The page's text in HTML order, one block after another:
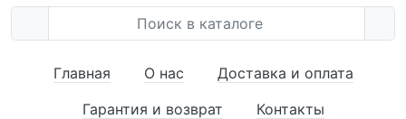
Главная О нас
Доставка и оплата
Гарантия и возврат
Контакты